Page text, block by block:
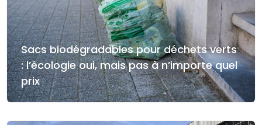
Sacs biodégradables pour déchets verts
: l’écologie oui, mais pas à n’importe quel
prix